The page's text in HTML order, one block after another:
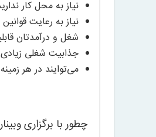
نیاز به محل کار
نیاز به رعایت
شغل و درآمدتان
جذابیت شغلی زیادی
می‌توایند در هر
چطور با برگزاری